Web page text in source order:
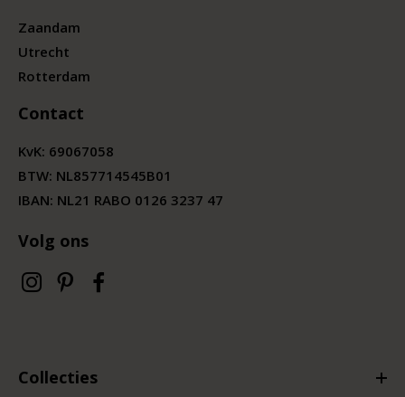
Zaandam
Utrecht
Rotterdam
Contact
KvK: 69067058
BTW: NL857714545B01
IBAN: NL21 RABO 0126 3237 47
Volg ons
Collecties